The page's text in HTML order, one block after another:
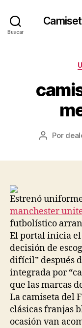
Buscar
Autor
Por
Estrenó
manchester
futbolístico
El portal inicia
decisión de
difícil” después
integrada por
que las marcas
La camiseta del
clásicas franjas
ocasión van